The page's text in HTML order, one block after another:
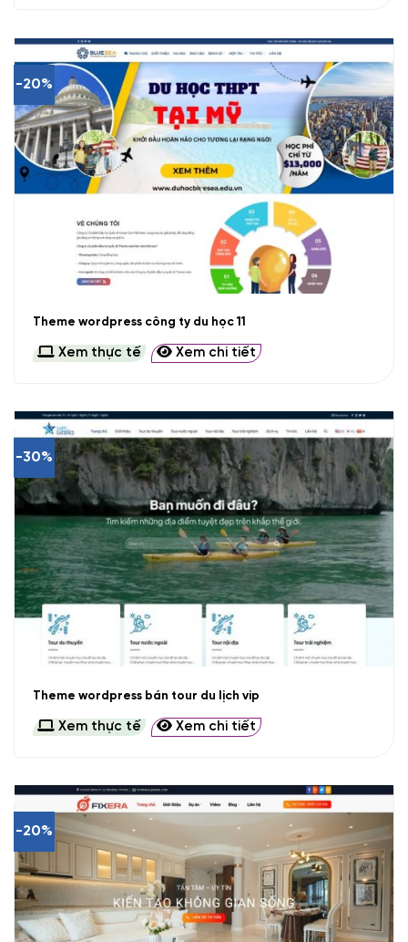
-20%
Theme wordpress công ty du học 11
Xem thực tế Xem chi tiết
-30%
Theme wordpress bán tour du lịch vip
Xem thực tế Xem chi tiết
-20%